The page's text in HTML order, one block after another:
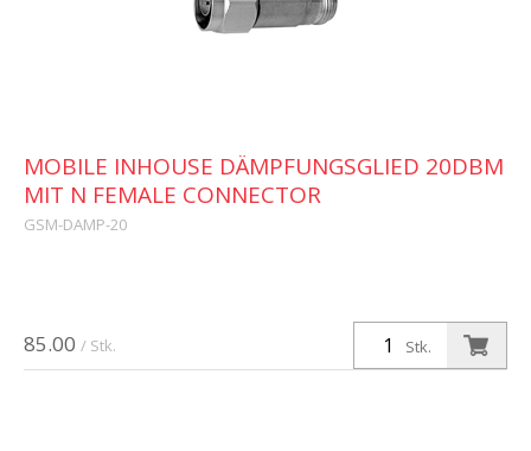
85.00 / Stk. Stk.
MOBILE INHOUSE DÄMPFUNGSGLIED 20DBM
MIT N FEMALE CONNECTOR
GSM-DAMP-20